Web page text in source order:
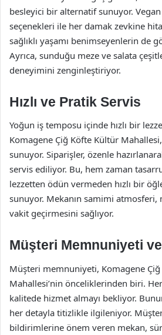
besleyici bir alternatif sunuyor.
seçenekleri ile her damak zevkine
sağlıklı yaşamı benimseyenlerin de
Ayrıca, sunduğu meze ve salata
deneyimini zenginleştiriyor.
Hızlı ve Pratik Servis
Yoğun iş temposu içinde hızlı bir
Komagene Çiğ Köfte Kültür
sunuyor. Siparişler, özenle
servis ediliyor. Bu, hem zaman
lezzetten ödün vermeden hızlı bir
sunuyor. Mekanın samimi
vakit geçirmesini sağlıyor.
Müşteri Memnuniyeti
Müşteri memnuniyeti, Komagene
Mahallesi’nin önceliklerinden biri.
kalitede hizmet almayı bekliyor.
her detayla titizlikle ilgileniyor.
bildirimlerine önem veren mekan,